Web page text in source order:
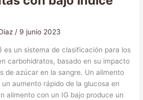
/ 9 junio 2023
es un sistema de clasificación para los
carbohidratos, basado en su impacto
de azúcar en la sangre. Un alimento
aumento rápido de la glucosa en
alimento con un IG bajo produce un